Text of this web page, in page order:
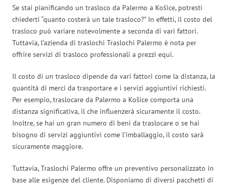
Se stai pianificando un trasloco da Palermo a Košice, potresti
chiederti “quanto costerà un tale trasloco?” In effetti, il costo del
trasloco può variare notevolmente a seconda di vari fattori.
Tuttavia, l’azienda di traslochi Traslochi Palermo è nota per
offrire servizi di trasloco professionali a prezzi equi.
Il costo di un trasloco dipende da vari fattori come la distanza, la
quantità di merci da trasportare e i servizi aggiuntivi richiesti.
Per esempio, traslocare da Palermo a Košice comporta una
distanza significativa, il che influenzerà sicuramente il costo.
Inoltre, se hai un gran numero di beni da traslocare o se hai
bisogno di servizi aggiuntivi come l’imballaggio, il costo sarà
sicuramente maggiore.
Tuttavia, Traslochi Palermo offre un preventivo personalizzato in
base alle esigenze del cliente. Disponiamo di diversi pacchetti di